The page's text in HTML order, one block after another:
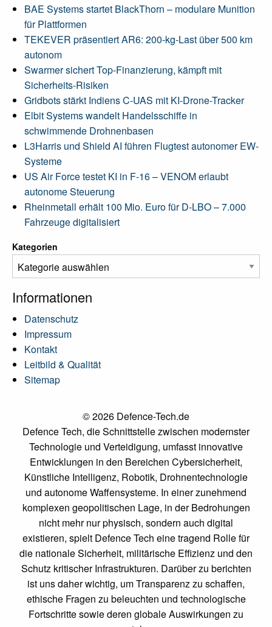
BAE Systems startet BlackThorn – modulare Munition
für Plattformen
TEKEVER präsentiert AR6: 200-kg-Last über 500 km
autonom
Swarmer sichert Top-Finanzierung, kämpft mit
Sicherheits-Risiken
Gridbots stärkt Indiens C-UAS mit KI-Drone-Tracker
Elbit Systems wandelt Handelsschiffe in
schwimmende Drohnenbasen
L3Harris und Shield AI führen Flugtest autonomer EW-
Systeme
US Air Force testet KI in F-16 – VENOM erlaubt
autonome Steuerung
Rheinmetall erhält 100 Mio. Euro für D-LBO – 7.000
Fahrzeuge digitalisiert
Kategorien
Informationen
Datenschutz
Impressum
Kontakt
Leitbild & Qualität
Sitemap
© 2026 Defence-Tech.de
Defence Tech, die Schnittstelle zwischen modernster
Technologie und Verteidigung, umfasst innovative
Entwicklungen in den Bereichen Cybersicherheit,
Künstliche Intelligenz, Robotik, Drohnentechnologie
und autonome Waffensysteme. In einer zunehmend
komplexen geopolitischen Lage, in der Bedrohungen
nicht mehr nur physisch, sondern auch digital
existieren, spielt Defence Tech eine tragend Rolle für
die nationale Sicherheit, militärische Effizienz und den
Schutz kritischer Infrastrukturen. Darüber zu berichten
ist uns daher wichtig, um Transparenz zu schaffen,
ethische Fragen zu beleuchten und technologische
Fortschritte sowie deren globale Auswirkungen zu